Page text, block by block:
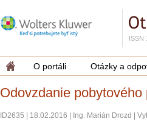
ISSN
O portáli Otázky a
Odovzdanie
ID2635 18.02.2016 Ing. Marián Drozd